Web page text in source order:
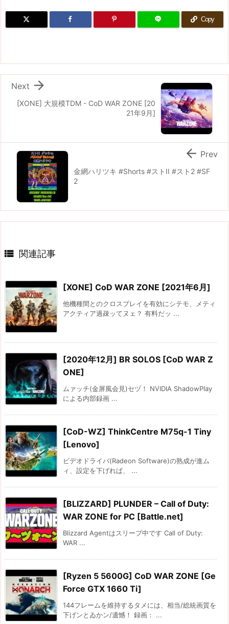
Copy
[XONE] 大規模TDM - CoD WAR ZONE [20
21年9月]

Next
金網ハリツキ #Shorts #ストII #スト2 #SF
2
 Prev
 関連記事
[XONE] CoD WAR ZONE [2021年6月]
他機種間とのクロスプレイを有効にシテモ、メティ
アクティア過疎ッてヌェ？ 有料だッ ...
[2020年12月] BR SOLOS [CoD WAR Z
ONE]
ムァッチ(金屏風会見)セヅ！ NVIDIA ShadowPlay
による内部録画 ...
[CoD-WZ] ThinkCentre M75q-1 Tiny
[Lenovo]
ビデオドライバ(Radeon Software)の熟成が進ム
ィ、設定を下げれば、 ...
[BLIZZARD] PLUNDER – Call of Duty:
WAR ZONE for PC [Battle.net]
Blizzard Agentはスリープ中です Call of Duty:
WAR ...
[Ryzen 5 5600G] CoD WAR ZONE [Ge
Force GTX 1660 Ti]
144フレームを維持するタメには、相当/総統画質を
下げンとゐかン/遺憾！ 録画： ...